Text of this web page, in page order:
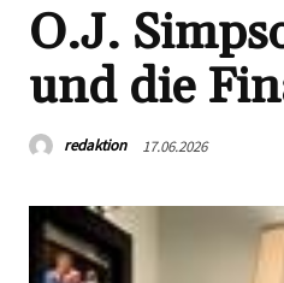
O.J.
und die
redaktion 17.06.2026